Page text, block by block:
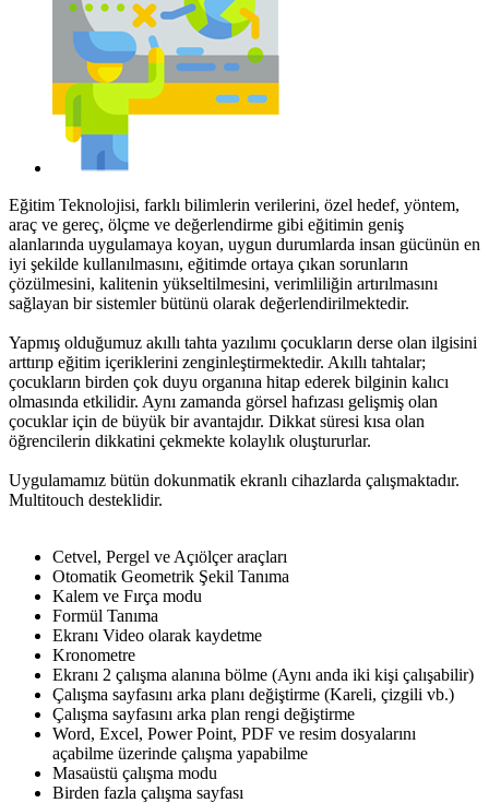
Eğitim Teknolojisi, farklı bilimlerin verilerini, özel hedef, yöntem,
araç ve gereç, ölçme ve değerlendirme gibi eğitimin geniş
alanlarında uygulamaya koyan, uygun durumlarda insan gücünün en
iyi şekilde kullanılmasını, eğitimde ortaya çıkan sorunların
çözülmesini, kalitenin yükseltilmesini, verimliliğin artırılmasını
sağlayan bir sistemler bütünü olarak değerlendirilmektedir.
Yapmış olduğumuz akıllı tahta yazılımı çocukların derse olan ilgisini
arttırıp eğitim içeriklerini zenginleştirmektedir. Akıllı tahtalar;
çocukların birden çok duyu organına hitap ederek bilginin kalıcı
olmasında etkilidir. Aynı zamanda görsel hafızası gelişmiş olan
çocuklar için de büyük bir avantajdır. Dikkat süresi kısa olan
öğrencilerin dikkatini çekmekte kolaylık oluştururlar.
Uygulamamız bütün dokunmatik ekranlı cihazlarda çalışmaktadır.
Multitouch desteklidir.
Cetvel, Pergel ve Açıölçer araçları
Otomatik Geometrik Şekil Tanıma
Kalem ve Fırça modu
Formül Tanıma
Ekranı Video olarak kaydetme
Kronometre
Ekranı 2 çalışma alanına bölme (Aynı anda iki kişi çalışabilir)
Çalışma sayfasını arka planı değiştirme (Kareli, çizgili vb.)
Çalışma sayfasını arka plan rengi değiştirme
Word, Excel, Power Point, PDF ve resim dosyalarını
açabilme üzerinde çalışma yapabilme
Masaüstü çalışma modu
Birden fazla çalışma sayfası